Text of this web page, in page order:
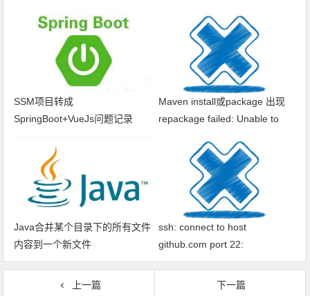
SSM项目转成
SpringBoot+VueJs问题记录
Maven install或package 出现
repackage failed: Unable to
Java合并某个目录下的所有文件
内容到一个新文件
ssh: connect to host
github.com port 22:
Connection timed out fatal: xxx
上一篇
下一篇